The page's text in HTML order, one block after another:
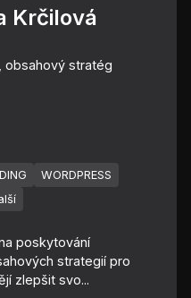
Krčilová
obsahový stratég
WORDPRESS
poskytování
strategií pro
zlepšit svo...